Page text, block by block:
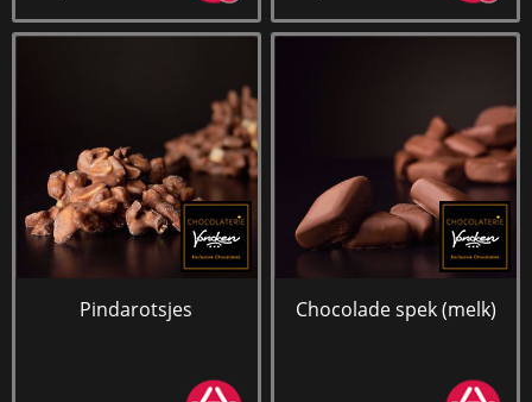
Pindarotsjes Chocolade spek (melk)